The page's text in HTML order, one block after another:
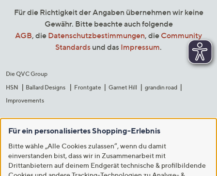
Für die Richtigkeit der Angaben übernehmen wir keine
Gewähr. Bitte beachte auch folgende
AGB, die Datenschutzbestimmungen, die Community
Standards und das Impressum.
Die QVC Group
HSN
Ballard Designs Frontgate Garnet Hill
grandin road
Improvements
Für ein personalisiertes Shopping-Erlebnis
Bitte wähle „Alle Cookies zulassen“, wenn du damit
einverstanden bist, dass wir in Zusammenarbeit mit
Drittanbietern auf deinem Endgerät technische & profilbildende